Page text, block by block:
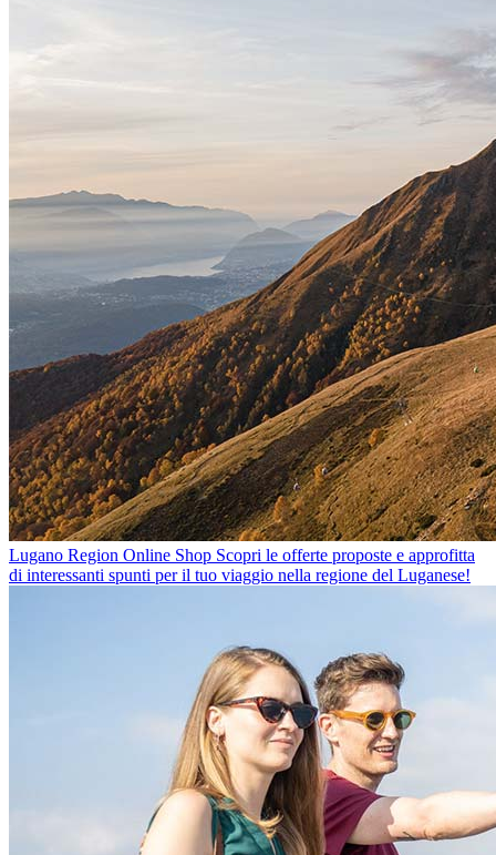
Lugano Region Online Shop Scopri le offerte proposte e approfitta
di interessanti spunti per il tuo viaggio nella regione del Luganese!